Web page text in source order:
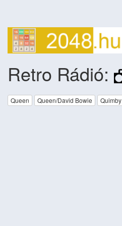
Retro Rádió:
Queen Queen/David Bowie Quimby